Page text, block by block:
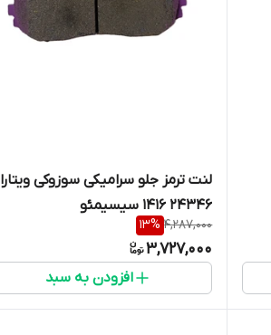
لنت ترمز جلو سرامیکی سوزوکی ویتارا
24346 1416 سیسیمئو
4,287,000
13%
3,727,000
افزودن به سبد